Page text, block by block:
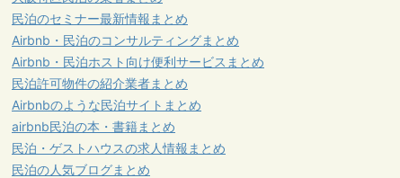
民泊のセミナー最新情報まとめ
Airbnb・民泊のコンサルティングまとめ
Airbnb・民泊ホスト向け便利サービスまとめ
民泊許可物件の紹介業者まとめ
Airbnbのような民泊サイトまとめ
airbnb民泊の本・書籍まとめ
民泊・ゲストハウスの求人情報まとめ
民泊の人気ブログまとめ